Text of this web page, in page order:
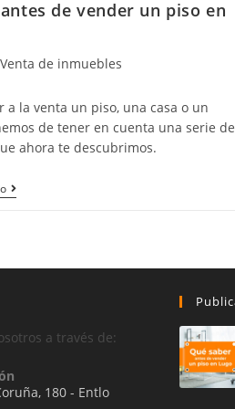
de vender un piso en
Venta de inmuebles
a la venta un piso, una casa o un
de tener en cuenta una serie de
ahora te descubrimos.
Qué
Saber
a través de:
180 - Entlo